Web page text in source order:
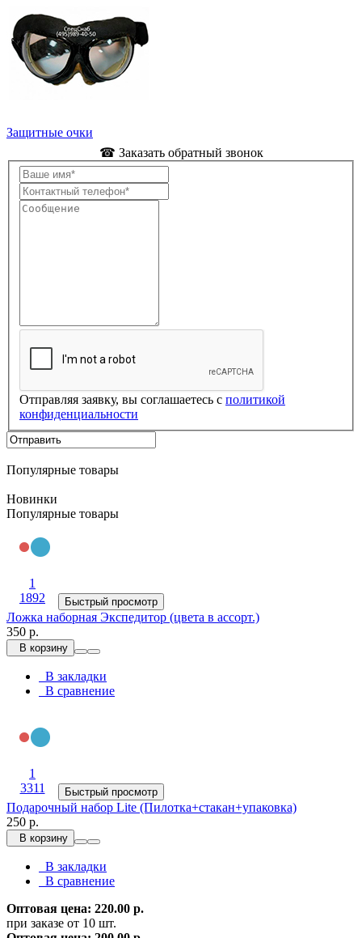
Защитные очки
☎ Заказать обратный звонок
Отправляя заявку, вы соглашаетесь с политикой
конфиденциальности
Популярные товары
Новинки
Популярные товары
1
1892
Быстрый просмотр
Ложка наборная Экспедитор (цвета в ассорт.)
350 р.
В корзину
В закладки
В сравнение
1
3311
Быстрый просмотр
Подарочный набор Lite (Пилотка+стакан+упаковка)
250 р.
В корзину
В закладки
В сравнение
Оптовая цена: 220.00 р.
при заказе от 10 шт.